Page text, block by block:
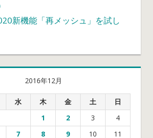
新機能「再メッシュ」を試し
2016年12月
水 木 金 土
日
1
2 3
4
7 8 9 10 11